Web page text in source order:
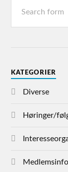
KATEGORIER
Diverse
Høringer/
Medlemsinfo